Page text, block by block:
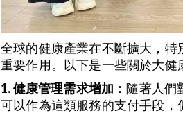
全球的健康產業在不斷擴大，
重要作用。以下是一些關於大健
1. 健康管理需求增加：隨著人們
可以作為這類服務的支付手段，